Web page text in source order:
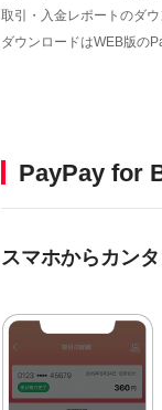
取引・入金レポートのダ
ダウンロードはWEB版の
PayPay for
スマホからカン